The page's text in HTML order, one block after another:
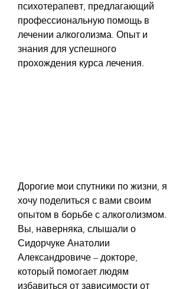
психотерапевт, предлагающий
профессиональную помощь в
лечении алкоголизма. Опыт и
знания для успешного
прохождения курса лечения.
Дорогие мои спутники по жизни, я
хочу поделиться с вами своим
опытом в борьбе с алкоголизмом.
Вы, наверняка, слышали о
Сидорчуке Анатолии
Александровиче – докторе,
который помогает людям
избавиться от зависимости от